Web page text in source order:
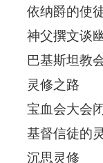
依纳爵的使
神父撰文谈
巴基斯坦教
灵修之路
宝血会大会
基督信徒的
沉思灵修